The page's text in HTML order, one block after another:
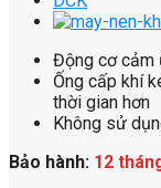
Động cơ cảm
Ống cấp khí
thời gian hơn
Không sử
Bảo hành: 12